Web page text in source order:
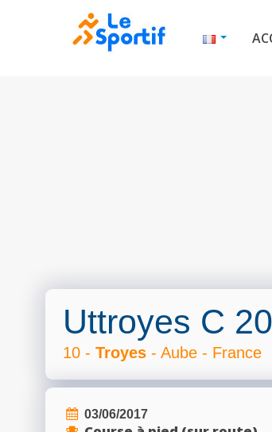
Uttroyes C
10 - Troyes - Aube - France
03/06/2017